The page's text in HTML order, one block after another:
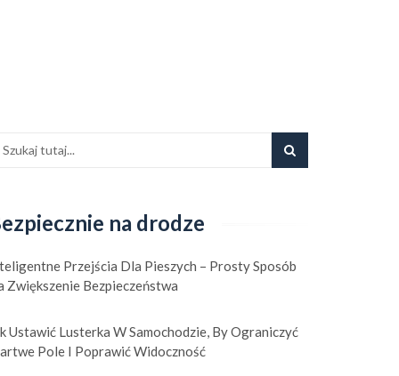
na drodze
Przejścia Dla Pieszych – Prosty Sposób
Zwiększenie Bezpieczeństwa
Ustawić Lusterka W Samochodzie, By Ograniczyć
Pole I Poprawić Widoczność